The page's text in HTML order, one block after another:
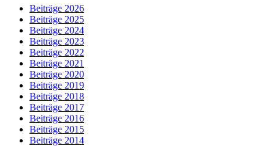
Beiträge 2026
Beiträge 2025
Beiträge 2024
Beiträge 2023
Beiträge 2022
Beiträge 2021
Beiträge 2020
Beiträge 2019
Beiträge 2018
Beiträge 2017
Beiträge 2016
Beiträge 2015
Beiträge 2014